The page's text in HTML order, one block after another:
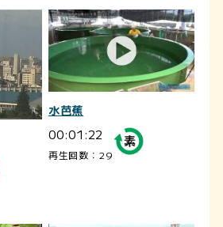
水芭蕉
00:01:22
再生回数：29